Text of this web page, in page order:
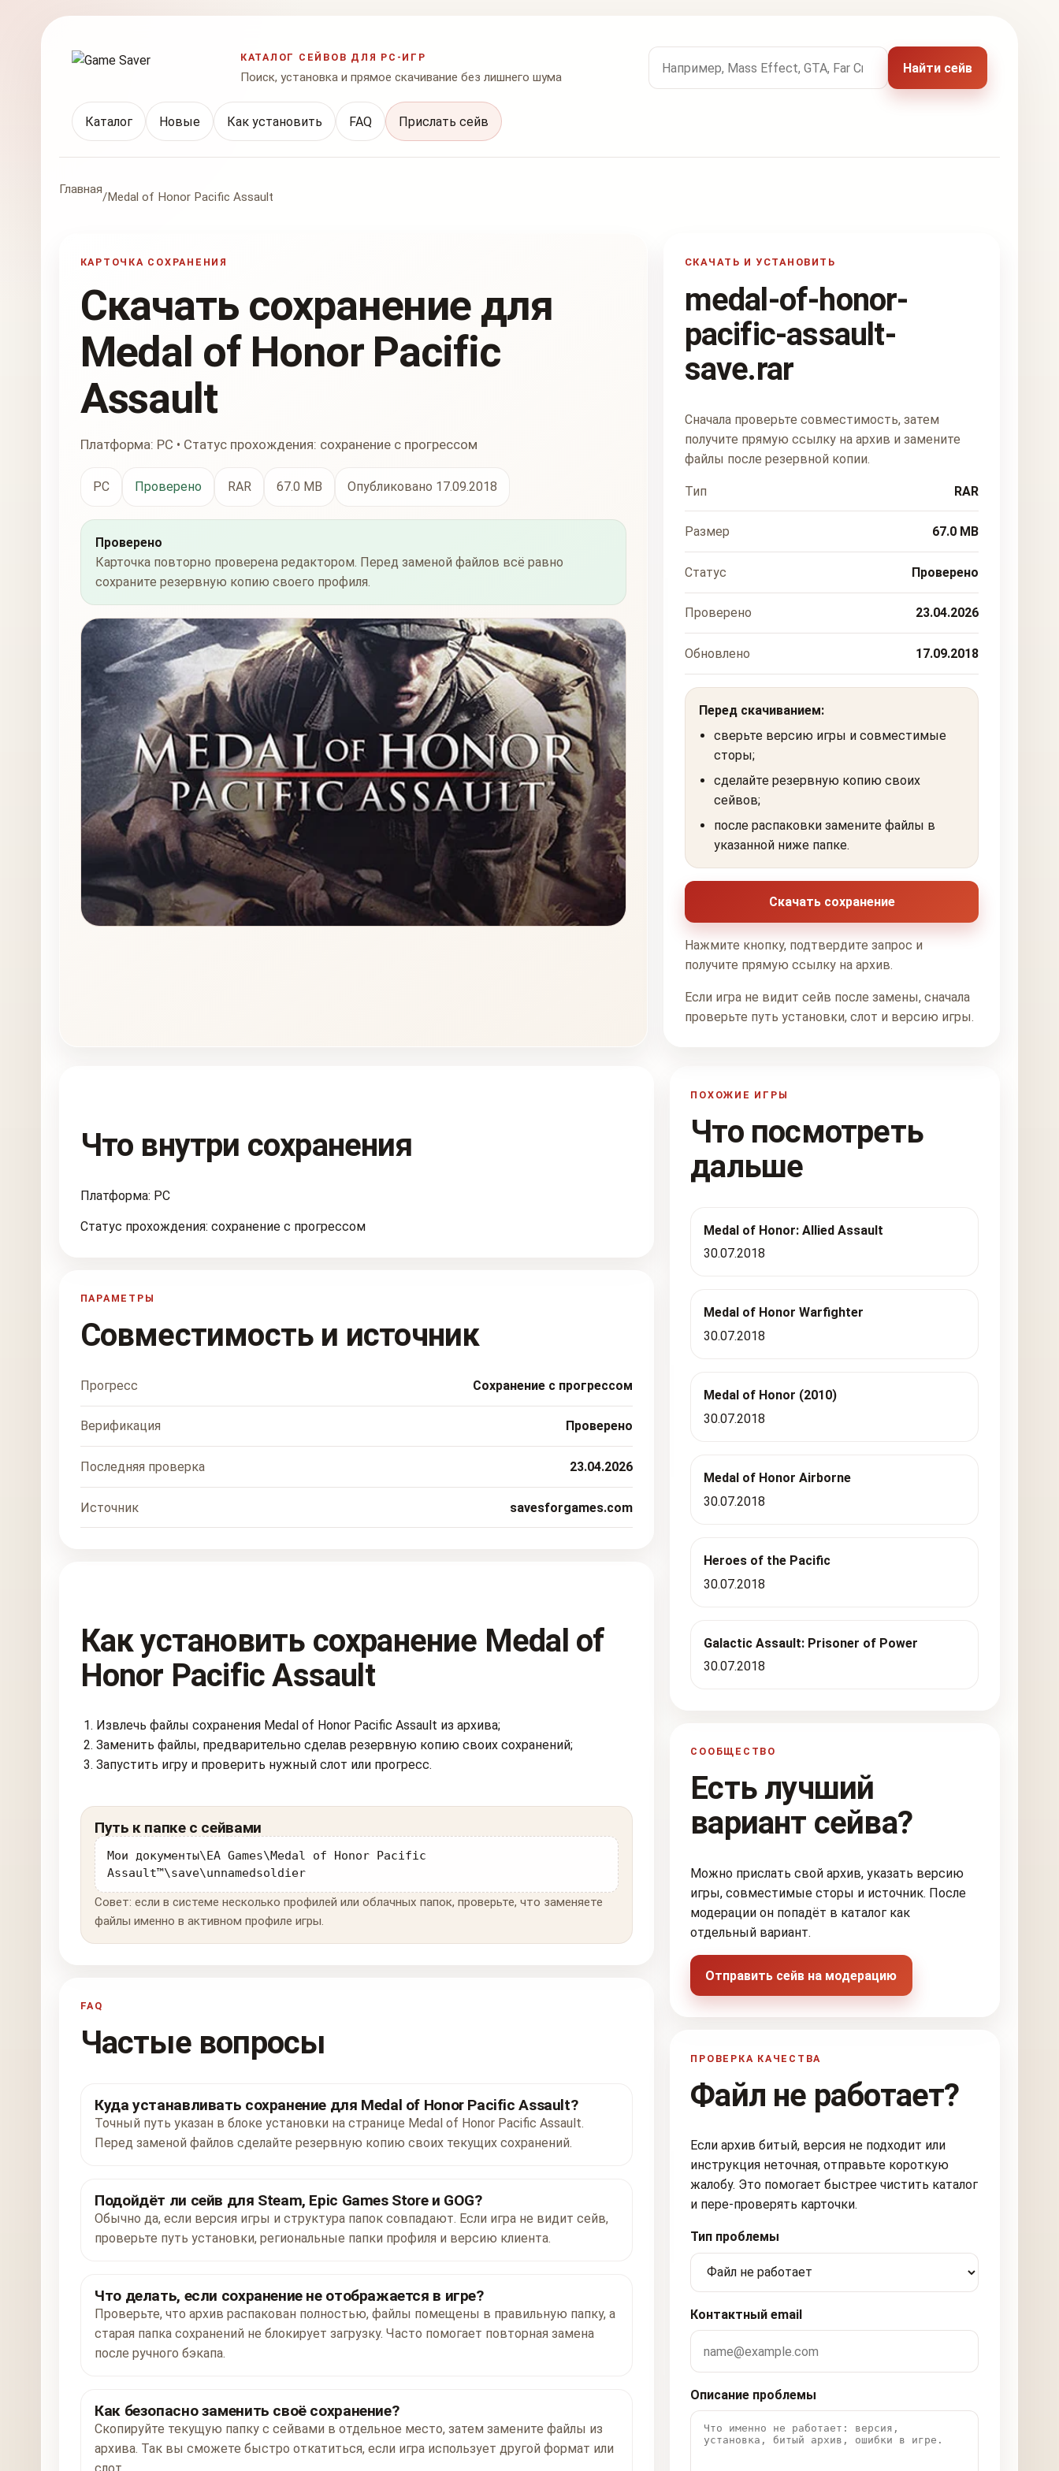
КАТАЛОГ СЕЙВОВ ДЛЯ PC-ИГР
Поиск, установка и прямое скачивание без лишнего шума
Поиск по названию игры
Найти сейв
Каталог Новые Как установить FAQ Прислать сейв
Главная
/Medal of Honor Pacific Assault
КАРТОЧКА СОХРАНЕНИЯ
Скачать сохранение для
Medal of Honor Pacific
Assault
Платформа: PC • Статус прохождения: сохранение с прогрессом
PC Проверено RAR 67.0 MB Опубликовано 17.09.2018
Проверено
Карточка повторно проверена редактором. Перед заменой файлов всё равно
сохраните резервную копию своего профиля.
СКАЧАТЬ И УСТАНОВИТЬ
medal-of-honor-
pacific-assault-
save.rar
Сначала проверьте совместимость, затем
получите прямую ссылку на архив и замените
файлы после резервной копии.
Тип RAR
Размер 67.0 MB
Статус Проверено
Проверено 23.04.2026
Обновлено 17.09.2018
Перед скачиванием:
сверьте версию игры и совместимые
сторы;
сделайте резервную копию своих
сейвов;
после распаковки замените файлы в
указанной ниже папке.
Скачать сохранение
Нажмите кнопку, подтвердите запрос и
получите прямую ссылку на архив.
Если игра не видит сейв после замены, сначала
проверьте путь установки, слот и версию игры.
Что внутри сохранения
Платформа: PC
Статус прохождения: сохранение с прогрессом
ПАРАМЕТРЫ
Совместимость и источник
Прогресс Сохранение с прогрессом
Верификация Проверено
Последняя проверка 23.04.2026
Источник savesforgames.com
Как установить сохранение Medal of
Honor Pacific Assault
Извлечь файлы сохранения Medal of Honor Pacific Assault из архива;
Заменить файлы, предварительно сделав резервную копию своих сохранений;
Запустить игру и проверить нужный слот или прогресс.
Путь к папке с сейвами
Мои документы\EA Games\Medal of Honor Pacific
Assault™\save\unnamedsoldier
Совет: если в системе несколько профилей или облачных папок, проверьте, что заменяете
файлы именно в активном профиле игры.
FAQ
Частые вопросы
Куда устанавливать сохранение для Medal of Honor Pacific Assault?
Точный путь указан в блоке установки на странице Medal of Honor Pacific Assault.
Перед заменой файлов сделайте резервную копию своих текущих сохранений.
Подойдёт ли сейв для Steam, Epic Games Store и GOG?
Обычно да, если версия игры и структура папок совпадают. Если игра не видит сейв,
проверьте путь установки, региональные папки профиля и версию клиента.
Что делать, если сохранение не отображается в игре?
Проверьте, что архив распакован полностью, файлы помещены в правильную папку, а
старая папка сохранений не блокирует загрузку. Часто помогает повторная замена
после ручного бэкапа.
Как безопасно заменить своё сохранение?
Скопируйте текущую папку с сейвами в отдельное место, затем замените файлы из
архива. Так вы сможете быстро откатиться, если игра использует другой формат или
ПОХОЖИЕ ИГРЫ
Что посмотреть
дальше
Medal of Honor: Allied Assault
30.07.2018
Medal of Honor Warfighter
30.07.2018
Medal of Honor (2010)
30.07.2018
Medal of Honor Airborne
30.07.2018
Heroes of the Pacific
30.07.2018
Galactic Assault: Prisoner of Power
30.07.2018
СООБЩЕСТВО
Есть лучший
вариант сейва?
Можно прислать свой архив, указать версию
игры, совместимые сторы и источник. После
модерации он попадёт в каталог как
отдельный вариант.
Отправить сейв на модерацию
ПРОВЕРКА КАЧЕСТВА
Файл не работает?
Если архив битый, версия не подходит или
инструкция неточная, отправьте короткую
жалобу. Это помогает быстрее чистить каталог
и пере-проверять карточки.
Тип проблемы
Контактный email
Описание проблемы